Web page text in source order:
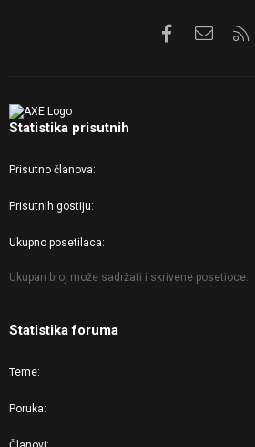
Facebook
Statistika prisutnih
Prisutno članova
Prisutnih gostiju
Ukupno posetilaca
Ukupan broj može sadržati i skrivene posetioce.
Statistika foruma
Teme
Poruka